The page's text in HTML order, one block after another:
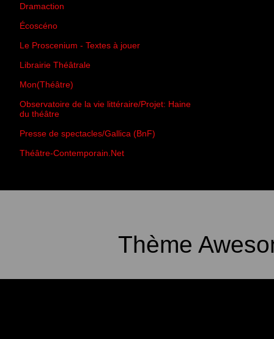
Dramaction
Écoscéno
Le Proscenium - Textes à jouer
Librairie Théâtrale
Mon(Théâtre)
Observatoire de la vie littéraire/Projet: Haine
du théâtre
Presse de spectacles/Gallica (BnF)
Théâtre-Contemporain.Net
Thème